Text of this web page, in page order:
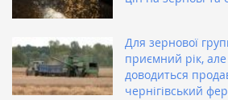
Для зернової
приємний рік,
доводиться
чернігівський